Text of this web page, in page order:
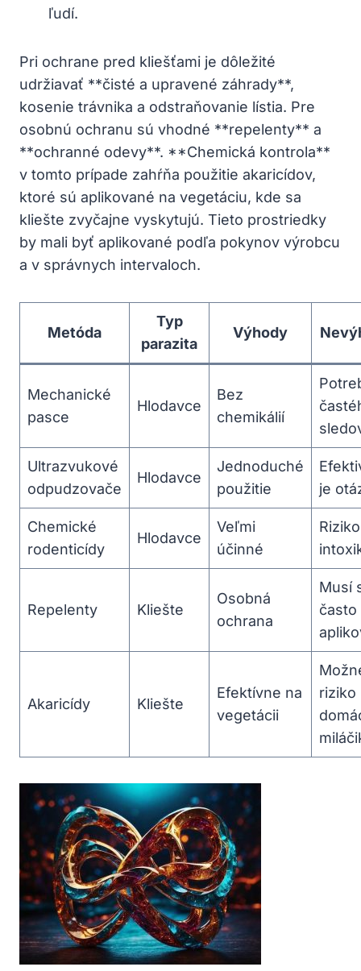
ľudí.
Pri⁢ ochrane pred kliešťami ​je dôležité
udržiavať **čisté a upravené záhrady**,​
kosenie trávnika⁤ a‍ odstraňovanie lístia. Pre ​
osobnú ochranu​ sú vhodné **repelenty** a
**ochranné odevy**. **Chemická kontrola**
v tomto prípade zahŕňa použitie akaricídov,
ktoré⁣ sú‍ aplikované na⁢ vegetáciu, kde sa⁣
kliešte zvyčajne vyskytujú. Tieto prostriedky
by mali byť aplikované podľa pokynov výrobcu
a⁣ v správnych intervaloch.
Metóda
Typ
parazita
Výhody
Mechanické
pasce
Hlodavce
Bez
chemikálií
Ultrazvukové
⁤odpudzovače
Hlodavce
Jednoduché
použitie
je
Chemické
rodenticídy
Hlodavce
Veľmi
účinné
Riziko
Repelenty Kliešte
Osobná
ochrana
Musí
často
Akaricídy Kliešte
Efektívne na
vegetácii
riziko